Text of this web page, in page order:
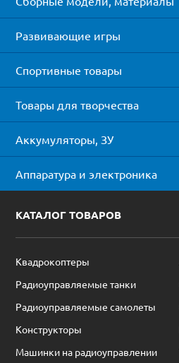
Развивающие игры
Спортивные товары
Товары для творчества
Аккумуляторы, ЗУ
Аппаратура и электроника
КАТАЛОГ ТОВАРОВ
Квадрокоптеры
Радиоуправляемые танки
Радиоуправляемые самолеты
Конструкторы
Машинки на радиоуправлении